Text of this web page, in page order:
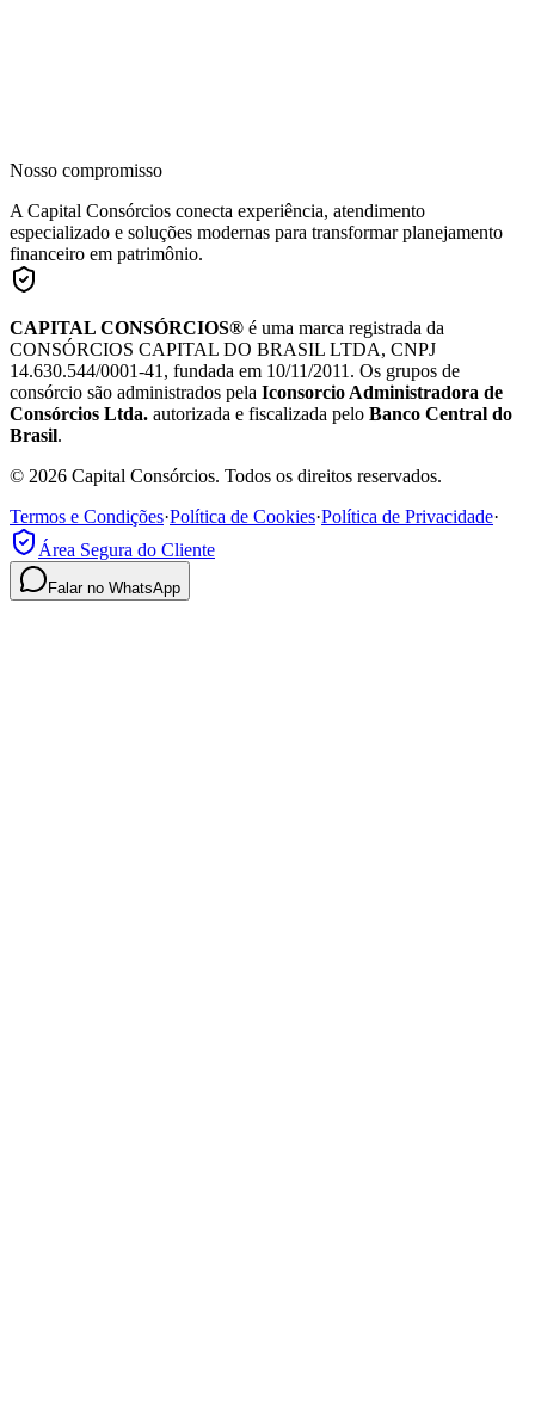
Nosso compromisso
A Capital Consórcios conecta experiência, atendimento
especializado e soluções modernas para transformar planejamento
financeiro em patrimônio.
CAPITAL CONSÓRCIOS® é uma marca registrada da
CONSÓRCIOS CAPITAL DO BRASIL LTDA, CNPJ
14.630.544/0001-41, fundada em 10/11/2011. Os grupos de
consórcio são administrados pela Iconsorcio Administradora de
Consórcios Ltda. autorizada e fiscalizada pelo Banco Central do
Brasil.
© 2026 Capital Consórcios. Todos os direitos reservados.
Termos e Condições·Política de Cookies·Política de Privacidade·
Área Segura do Cliente
Falar no WhatsApp